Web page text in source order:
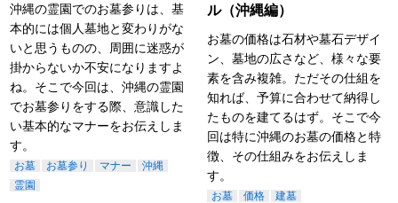
沖縄の霊園でのお墓参りは、基
本的には個人墓地と変わりがな
いと思うものの、周囲に迷惑が
掛からないか不安になりますよ
ね。そこで今回は、沖縄の霊園
でお墓参りをする際、意識した
い基本的なマナーをお伝えしま
す。
お墓 お墓参り マナー
沖縄
霊園
ル（沖縄編）
お墓の価格は石材や墓石デザイ
ン、墓地の広さなど、様々な要
素を含み複雑。ただその仕組を
知れば、予算に合わせて納得し
たものを建てるはず。そこで今
回は特に沖縄のお墓の価格と特
徴、その仕組みをお伝えしま
す。
お墓 価格 建墓